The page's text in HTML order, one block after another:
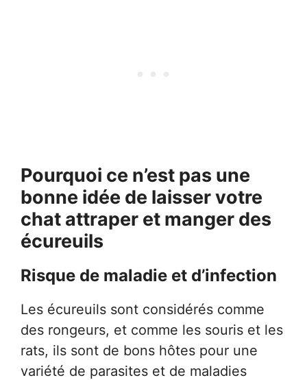
Pourquoi ce n’est pas une
bonne idée de laisser votre
chat attraper et manger des
écureuils
Risque de maladie et d’infection
Les écureuils sont considérés comme
des rongeurs, et comme les souris et les
rats, ils sont de bons hôtes pour une
variété de parasites et de maladies